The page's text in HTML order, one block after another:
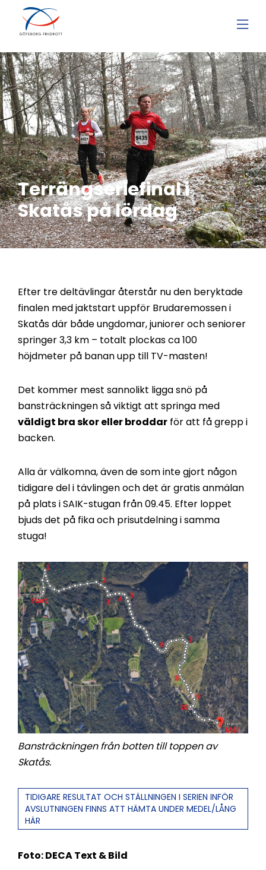
Terrängseriefinal i
Skatås på lördag
Efter tre deltävlingar återstår nu den beryktade
finalen med jaktstart uppför Brudaremossen i
Skatås där både ungdomar, juniorer och seniorer
springer 3,3 km – totalt plockas ca 100
höjdmeter på banan upp till TV-masten!
Det kommer mest sannolikt ligga snö på
bansträckningen så viktigt att springa med
väldigt bra skor eller broddar för att få grepp i
backen.
Alla är välkomna, även de som inte gjort någon
tidigare del i tävlingen och det är gratis anmälan
på plats i SAIK-stugan från 09.45. Efter loppet
bjuds det på fika och prisutdelning i samma
stuga!
Bansträckningen från botten till toppen av
Skatås.
TIDIGARE RESULTAT OCH STÄLLNINGEN I SERIEN INFÖR
AVSLUTNINGEN FINNS ATT HÄMTA UNDER MEDEL/LÅNG
HÄR
Foto: DECA Text & Bild